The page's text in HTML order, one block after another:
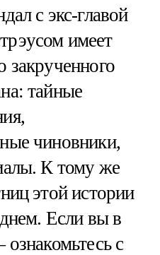
с экс-главой
имеет
закрученного
тайные
чиновники,
К тому же
этой истории
Если вы в
с